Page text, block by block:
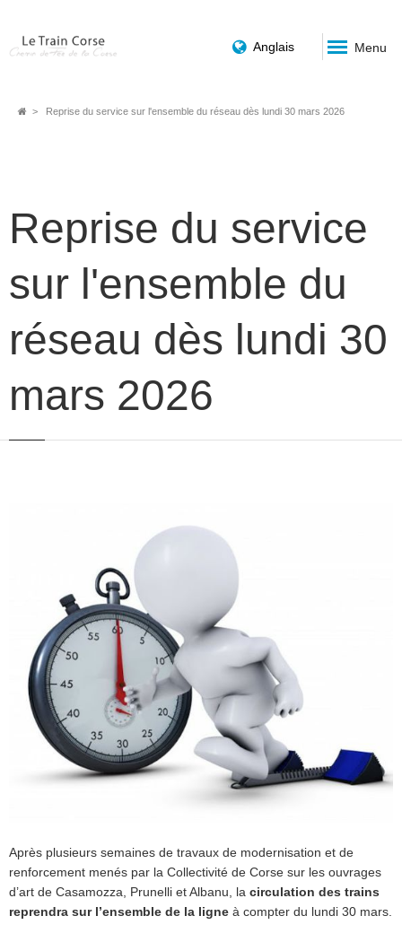
Anglais Menu
Breadcrumb
Reprise du service sur l'ensemble du réseau dès lundi 30 mars 2026
Reprise du service
sur l'ensemble du
réseau dès lundi 30
mars 2026
Après plusieurs semaines de travaux de modernisation et de
renforcement menés par la Collectivité de Corse sur les ouvrages
d’art de Casamozza, Prunelli et Albanu, la circulation des trains
reprendra sur l’ensemble de la ligne à compter du lundi 30 mars.